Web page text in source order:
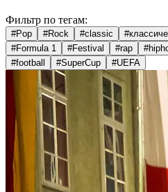
Фильтр по тегам:
#Pop #Rock #classic #
#Formula 1 #Festival #rap #
#football #SuperCup #UEFA